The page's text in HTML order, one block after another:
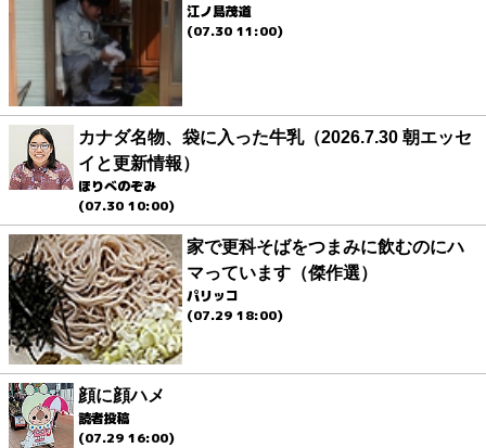
江ノ島茂道
(07.30 11:00)
カナダ名物、袋に入った牛乳（2026.7.30 朝エッセ
イと更新情報）
ほりべのぞみ
(07.30 10:00)
家で更科そばをつまみに飲むのにハ
マっています（傑作選）
パリッコ
(07.29 18:00)
顔に顔ハメ
読者投稿
(07.29 16:00)